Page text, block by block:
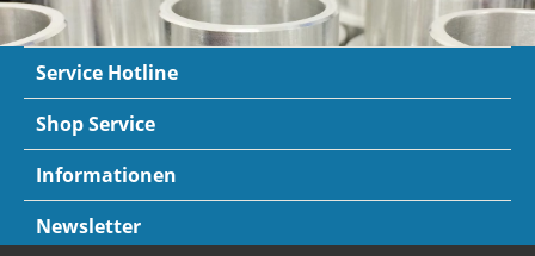
Service Hotline
Shop Service
Informationen
Newsletter